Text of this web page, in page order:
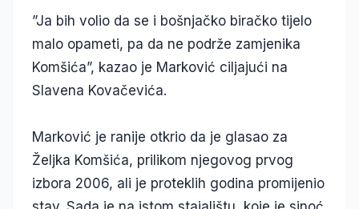
”Ja bih volio da se i bošnjačko biračko tijelo
malo opameti, pa da ne podrže zamjenika
Komšića”, kazao je Marković ciljajući na
Slavena Kovačevića.
Marković je ranije otkrio da je glasao za
Željka Komšića, prilikom njegovog prvog
izbora 2006, ali je proteklih godina promijenio